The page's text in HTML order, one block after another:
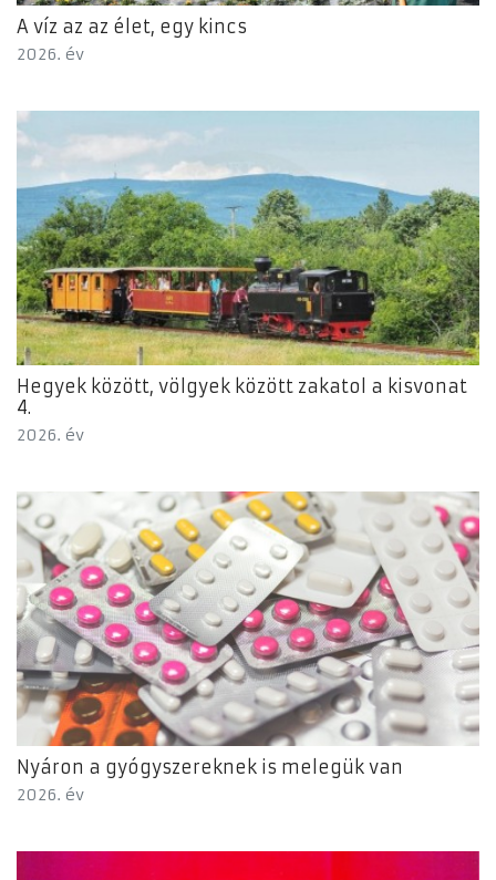
A víz az az élet, egy kincs
2026. év
Hegyek között, völgyek között zakatol a kisvonat
4.
2026. év
Nyáron a gyógyszereknek is melegük van
2026. év